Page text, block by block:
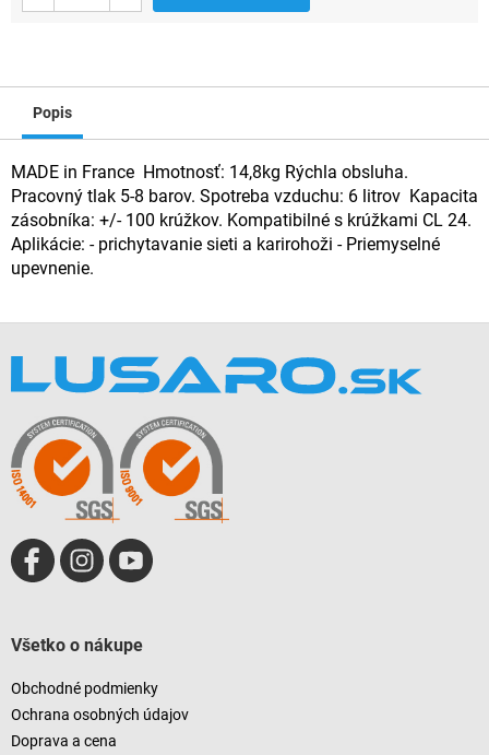
Popis
MADE in France Hmotnosť: 14,8kg Rýchla obsluha.
Pracovný tlak 5-8 barov. Spotreba vzduchu: 6 litrov Kapacita
zásobníka: +/- 100 krúžkov. Kompatibilné s krúžkami CL 24.
Aplikácie: - prichytavanie sieti a karirohoži - Priemyselné
upevnenie.
Všetko o nákupe
Obchodné podmienky
Ochrana osobných údajov
Doprava a cena